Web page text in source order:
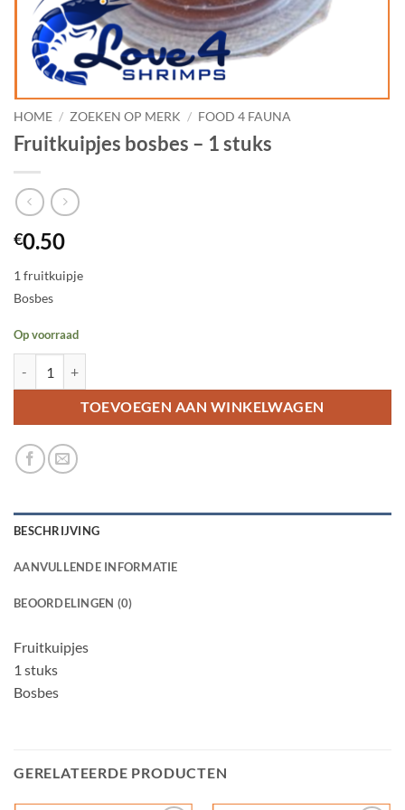
HOME / ZOEKEN OP MERK / FOOD 4 FAUNA
Fruitkuipjes bosbes – 1 stuks
€0.50
1 fruitkuipje
Bosbes
Op voorraad
TOEVOEGEN AAN WINKELWAGEN
BESCHRIJVING
AANVULLENDE INFORMATIE
BEOORDELINGEN (0)
Fruitkuipjes
1 stuks
Bosbes
GERELATEERDE PRODUCTEN